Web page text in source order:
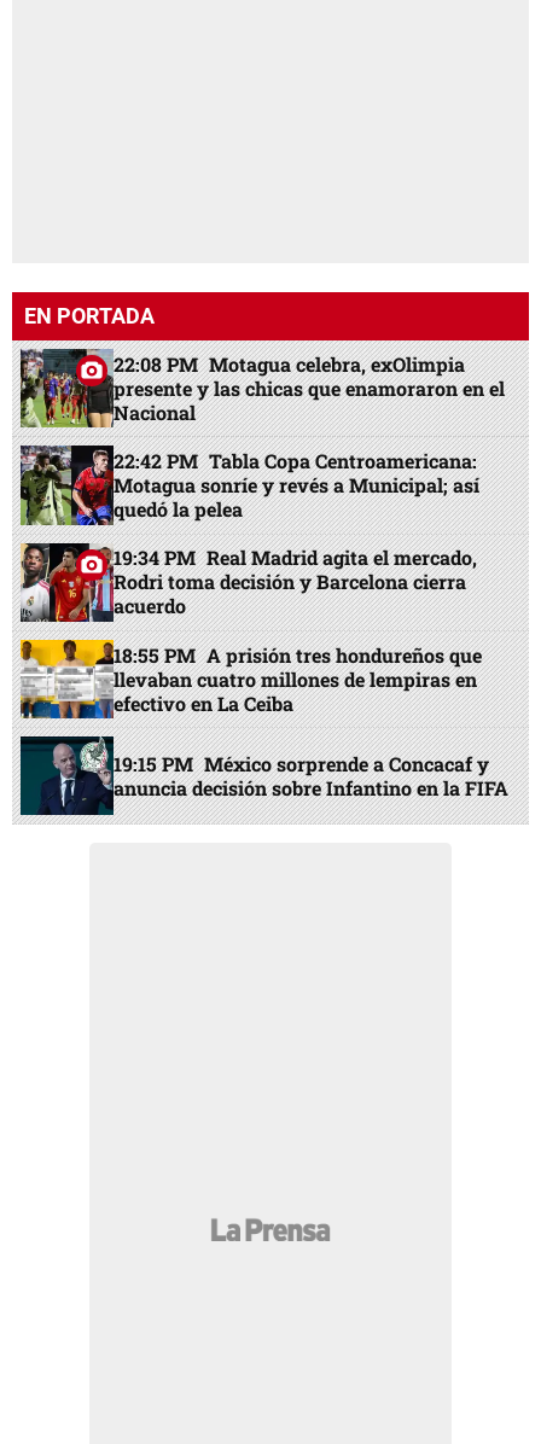
EN PORTADA
22:08 PM Motagua celebra, exOlimpia
presente y las chicas que enamoraron en el
Nacional
22:42 PM Tabla Copa Centroamericana:
Motagua sonríe y revés a Municipal; así
quedó la pelea
19:34 PM Real Madrid agita el mercado,
Rodri toma decisión y Barcelona cierra
acuerdo
18:55 PM A prisión tres hondureños que
llevaban cuatro millones de lempiras en
efectivo en La Ceiba
19:15 PM México sorprende a Concacaf y
anuncia decisión sobre Infantino en la FIFA